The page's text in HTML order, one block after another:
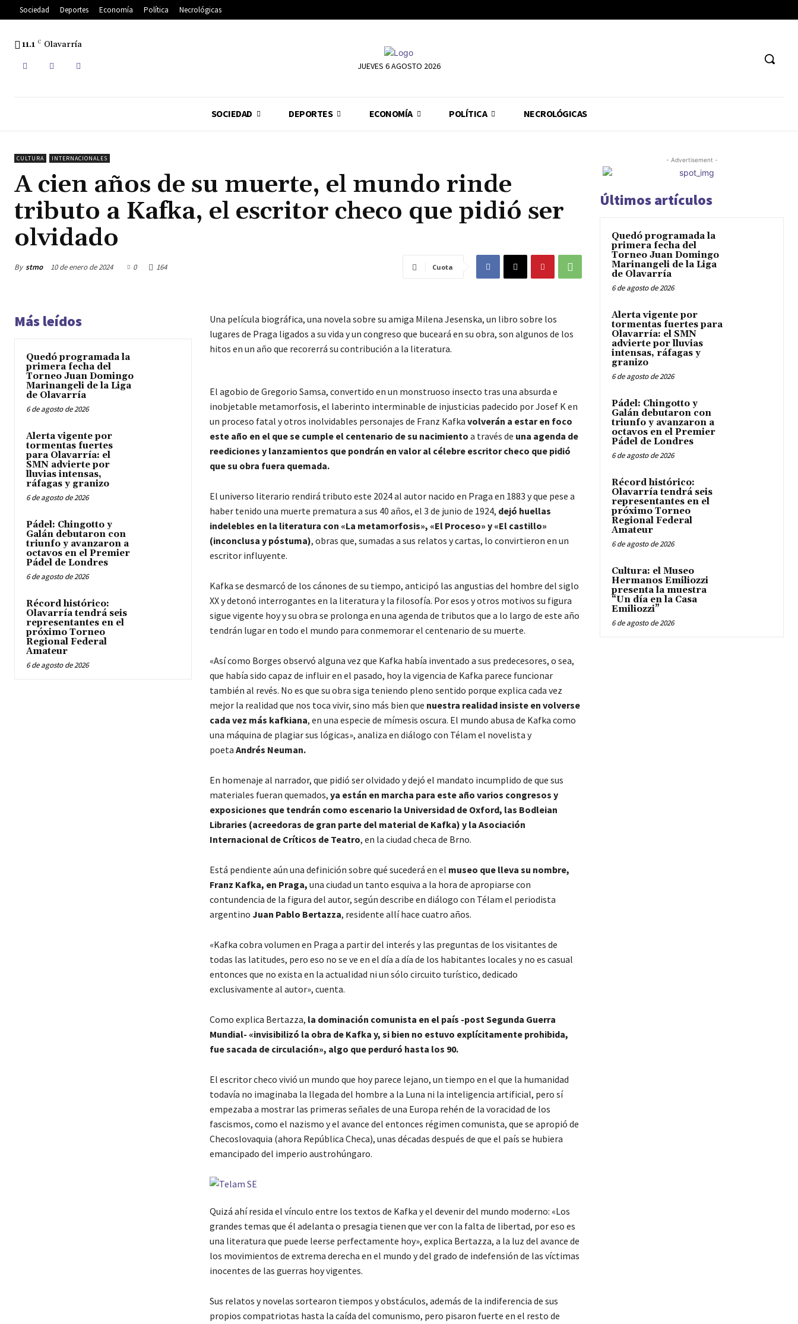
Sociedad Deportes Economía Política Necrológicas
11.1 C Olavarría
JUEVES 6 AGOSTO 2026
SOCIEDAD DEPORTES ECONOMÍA POLÍTICA NECROLÓGICAS
CULTURA INTERNACIONALES
A cien años de su muerte, el mundo rinde
tributo a Kafka, el escritor checo que pidió ser
olvidado
By stmo 10 de enero de 2024 0 164 Cuota
Más leídos
Quedó programada la
primera fecha del
Torneo Juan Domingo
Marinangeli de la Liga
de Olavarría
6 de agosto de 2026
Alerta vigente por
tormentas fuertes
para Olavarría: el
SMN advierte por
lluvias intensas,
ráfagas y granizo
6 de agosto de 2026
Pádel: Chingotto y
Galán debutaron con
triunfo y avanzaron a
octavos en el Premier
Pádel de Londres
6 de agosto de 2026
Récord histórico:
Olavarría tendrá seis
representantes en el
próximo Torneo
Regional Federal
Amateur
6 de agosto de 2026
Una película biográfica, una novela sobre su amiga Milena Jesenska, un libro sobre los
lugares de Praga ligados a su vida y un congreso que buceará en su obra, son algunos de los
hitos en un año que recorerrá su contribución a la literatura.
El agobio de Gregorio Samsa, convertido en un monstruoso insecto tras una absurda e
inobjetable metamorfosis, el laberinto interminable de injusticias padecido por Josef K en
un proceso fatal y otros inolvidables personajes de Franz Kafka volverán a estar en foco
este año en el que se cumple el centenario de su nacimiento a través de una agenda de
reediciones y lanzamientos que pondrán en valor al célebre escritor checo que pidió
que su obra fuera quemada.
El universo literario rendirá tributo este 2024 al autor nacido en Praga en 1883 y que pese a
haber tenido una muerte prematura a sus 40 años, el 3 de junio de 1924, dejó huellas
indelebles en la literatura con «La metamorfosis», «El Proceso» y «El castillo»
(inconclusa y póstuma), obras que, sumadas a sus relatos y cartas, lo convirtieron en un
escritor influyente.
Kafka se desmarcó de los cánones de su tiempo, anticipó las angustias del hombre del siglo
XX y detonó interrogantes en la literatura y la filosofía. Por esos y otros motivos su figura
sigue vigente hoy y su obra se prolonga en una agenda de tributos que a lo largo de este año
tendrán lugar en todo el mundo para conmemorar el centenario de su muerte.
«Así como Borges observó alguna vez que Kafka había inventado a sus predecesores, o sea,
que había sido capaz de influir en el pasado, hoy la vigencia de Kafka parece funcionar
también al revés. No es que su obra siga teniendo pleno sentido porque explica cada vez
mejor la realidad que nos toca vivir, sino más bien que nuestra realidad insiste en volverse
cada vez más kafkiana, en una especie de mímesis oscura. El mundo abusa de Kafka como
una máquina de plagiar sus lógicas», analiza en diálogo con Télam el novelista y
poeta Andrés Neuman.
En homenaje al narrador, que pidió ser olvidado y dejó el mandato incumplido de que sus
materiales fueran quemados, ya están en marcha para este año varios congresos y
exposiciones que tendrán como escenario la Universidad de Oxford, las Bodleian
Libraries (acreedoras de gran parte del material de Kafka) y la Asociación
Internacional de Críticos de Teatro, en la ciudad checa de Brno.
Está pendiente aún una definición sobre qué sucederá en el museo que lleva su nombre,
Franz Kafka, en Praga, una ciudad un tanto esquiva a la hora de apropiarse con
contundencia de la figura del autor, según describe en diálogo con Télam el periodista
argentino Juan Pablo Bertazza, residente allí hace cuatro años.
«Kafka cobra volumen en Praga a partir del interés y las preguntas de los visitantes de
todas las latitudes, pero eso no se ve en el día a día de los habitantes locales y no es casual
entonces que no exista en la actualidad ni un sólo circuito turístico, dedicado
exclusivamente al autor», cuenta.
Como explica Bertazza, la dominación comunista en el país -post Segunda Guerra
Mundial- «invisibilizó la obra de Kafka y, si bien no estuvo explícitamente prohibida,
fue sacada de circulación», algo que perduró hasta los 90.
El escritor checo vivió un mundo que hoy parece lejano, un tiempo en el que la humanidad
todavía no imaginaba la llegada del hombre a la Luna ni la inteligencia artificial, pero sí
empezaba a mostrar las primeras señales de una Europa rehén de la voracidad de los
fascismos, como el nazismo y el avance del entonces régimen comunista, que se apropió de
Checoslovaquia (ahora República Checa), unas décadas después de que el país se hubiera
emancipado del imperio austrohúngaro.
Quizá ahí resida el vínculo entre los textos de Kafka y el devenir del mundo moderno: «Los
grandes temas que él adelanta o presagia tienen que ver con la falta de libertad, por eso es
una literatura que puede leerse perfectamente hoy», explica Bertazza, a la luz del avance de
los movimientos de extrema derecha en el mundo y del grado de indefensión de las víctimas
inocentes de las guerras hoy vigentes.
Sus relatos y novelas sortearon tiempos y obstáculos, además de la indiferencia de sus
propios compatriotas hasta la caída del comunismo, pero pisaron fuerte en el resto de
- Advertisement -
Últimos artículos
Quedó programada la
primera fecha del
Torneo Juan Domingo
Marinangeli de la Liga
de Olavarría
6 de agosto de 2026
Alerta vigente por
tormentas fuertes para
Olavarría: el SMN
advierte por lluvias
intensas, ráfagas y
granizo
6 de agosto de 2026
Pádel: Chingotto y
Galán debutaron con
triunfo y avanzaron a
octavos en el Premier
Pádel de Londres
6 de agosto de 2026
Récord histórico:
Olavarría tendrá seis
representantes en el
próximo Torneo
Regional Federal
Amateur
6 de agosto de 2026
Cultura: el Museo
Hermanos Emiliozzi
presenta la muestra
“Un día en la Casa
Emiliozzi”
6 de agosto de 2026